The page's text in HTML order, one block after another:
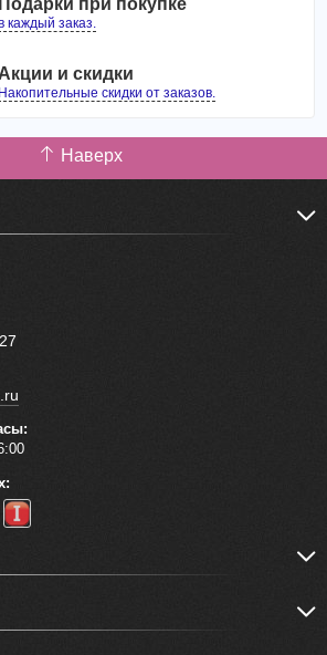
Подарки при покупке
каждый заказ.
Акции и скидки
Накопительные скидки от заказов.
Наверх